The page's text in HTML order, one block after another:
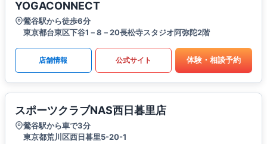
YOGACONNECT
鶯谷駅から徒歩6分
東京都台東区下谷1－8－20長松寺スタジオ阿弥陀2階
店舗情報 公式サイト 体験・相談予約
スポーツクラブNAS西日暮里店
鶯谷駅から車で3分
東京都荒川区西日暮里5-20-1